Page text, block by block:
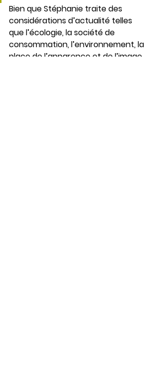
Bien que Stéphanie traite des
considérations d’actualité telles
que l’écologie, la société de
consommation, l’environnement, la
place de l’apparence et de l’image,